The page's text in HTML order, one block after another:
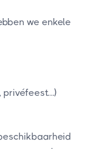
we enkele
privéfeest…)